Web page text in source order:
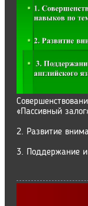
«Пассивный
2. Развитие
3. Поддержание